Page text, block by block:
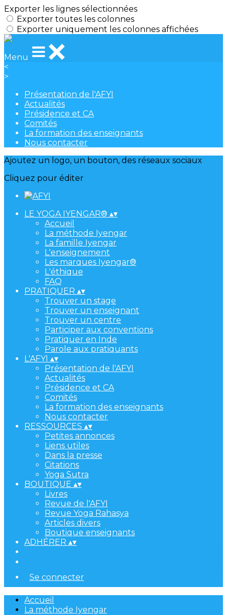
Exporter les lignes sélectionnées
Exporter toutes les colonnes
Exporter uniquement les colonnes affichées
Menu
<
>
Présentation de l'AFYI
Actualités
Présidence et CA
Comités
La formation des enseignants
Nous contacter
Ajoutez un logo, un bouton, des réseaux sociaux
Cliquez pour éditer
LE YOGA IYENGAR® ▴▾
Accueil
La méthode Iyengar
La famille Iyengar
L'enseignement
Les marques Iyengar®
L'éthique
FAQ
PRATIQUER ▴▾
Trouver un stage
Trouver un enseignant
Trouver un centre
Participer aux conventions
Pratiquer en Inde
Parole aux pratiquants
L'AFYI ▴▾
Présentation de l'AFYI
Actualités
Présidence et CA
Comités
La formation des enseignants
Nous contacter
RESSOURCES ▴▾
Petites annonces
Liens utiles
Dans la presse
Citations
Yoga Sutra
BOUTIQUE ▴▾
Livres
Revue de l'AFYI
Revue Yoga Rahasya
Articles divers
Boutique enseignants
ADHÉRER ▴▾
Se connecter
Accueil
La méthode Iyengar